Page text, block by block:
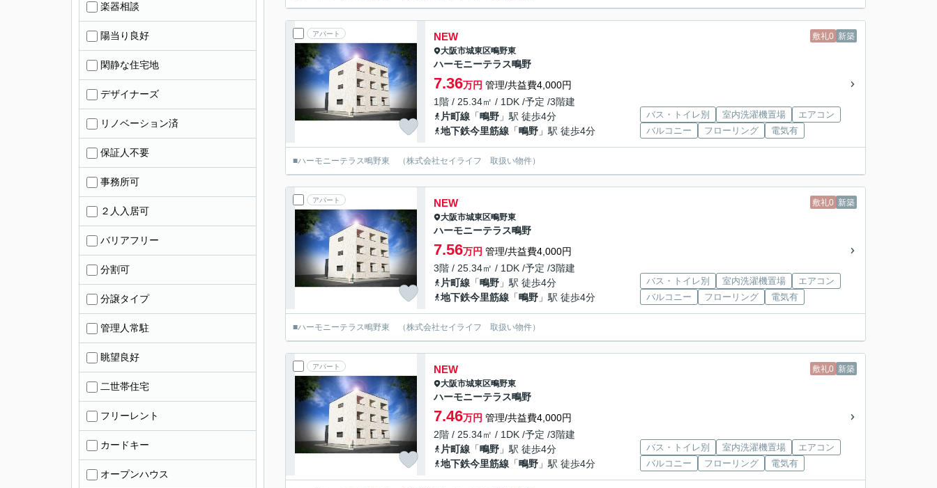
アパート 敷礼0 新築
NEW
大阪市城東区鴫野東
ハーモニーテラス鴫野
7.36万円 管理/共益費4,000円
1階 / 25.34㎡ / 1DK /予定 /3階建
片町線 「鴫野 」駅 徒歩4分
地下鉄今里筋線 「鴫野 」駅 徒歩4分
バス・トイレ別 室内洗濯機置場
エアコン
バルコニー
フローリング 電気有
■ハーモニーテラス鴫野東 （株式会社セイライフ 取扱い物件）
アパート 敷礼0 新築
NEW
大阪市城東区鴫野東
ハーモニーテラス鴫野
7.56万円 管理/共益費4,000円
3階 / 25.34㎡ / 1DK /予定 /3階建
片町線 「鴫野 」駅 徒歩4分
地下鉄今里筋線 「鴫野 」駅 徒歩4分
バス・トイレ別 室内洗濯機置場
エアコン
バルコニー
フローリング 電気有
■ハーモニーテラス鴫野東 （株式会社セイライフ 取扱い物件）
アパート 敷礼0 新築
NEW
大阪市城東区鴫野東
ハーモニーテラス鴫野
7.46万円 管理/共益費4,000円
2階 / 25.34㎡ / 1DK /予定 /3階建
片町線 「鴫野 」駅 徒歩4分
地下鉄今里筋線 「鴫野 」駅 徒歩4分
バス・トイレ別 室内洗濯機置場
エアコン
バルコニー
フローリング 電気有
楽器相談
陽当り良好
閑静な住宅地
デザイナーズ
リノベーション済
保証人不要
事務所可
２人入居可
バリアフリー
分割可
分譲タイプ
管理人常駐
眺望良好
二世帯住宅
フリーレント
カードキー
オープンハウス